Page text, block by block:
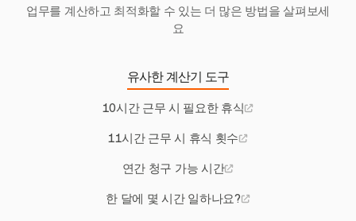
업무를 계산하고 최적화할 수 있는 더 많은 방법을 살펴보세
요
유사한 계산기 도구
10시간 근무 시 필요한 휴식
11시간 근무 시 휴식 횟수
연간 청구 가능 시간
한 달에 몇 시간 일하나요?